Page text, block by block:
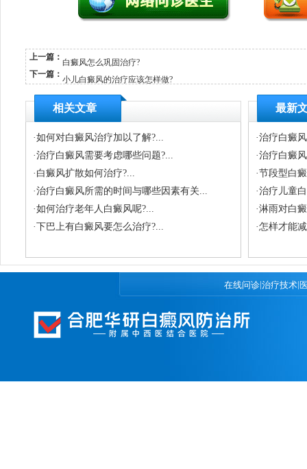
上一篇： 白癜风怎么巩固治疗?
下一篇： 小儿白癜风的治疗应该怎样做?
相关文章
·如何对白癜风治疗加以了解?...
·治疗白癜风需要考虑哪些问题?...
· 白癜风扩散如何治疗?...
·治疗白癜风所需的时间与哪些因素有关...
·如何治疗老年人白癜风呢?...
·下巴上有白癜风要怎么治疗?...
最新
·治疗白癜
·治疗白癜
·节段型白
·治疗儿童
·淋雨对白
·怎样才能
在线问诊|治疗技术|